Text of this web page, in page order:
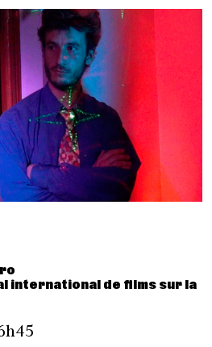
international de films sur la